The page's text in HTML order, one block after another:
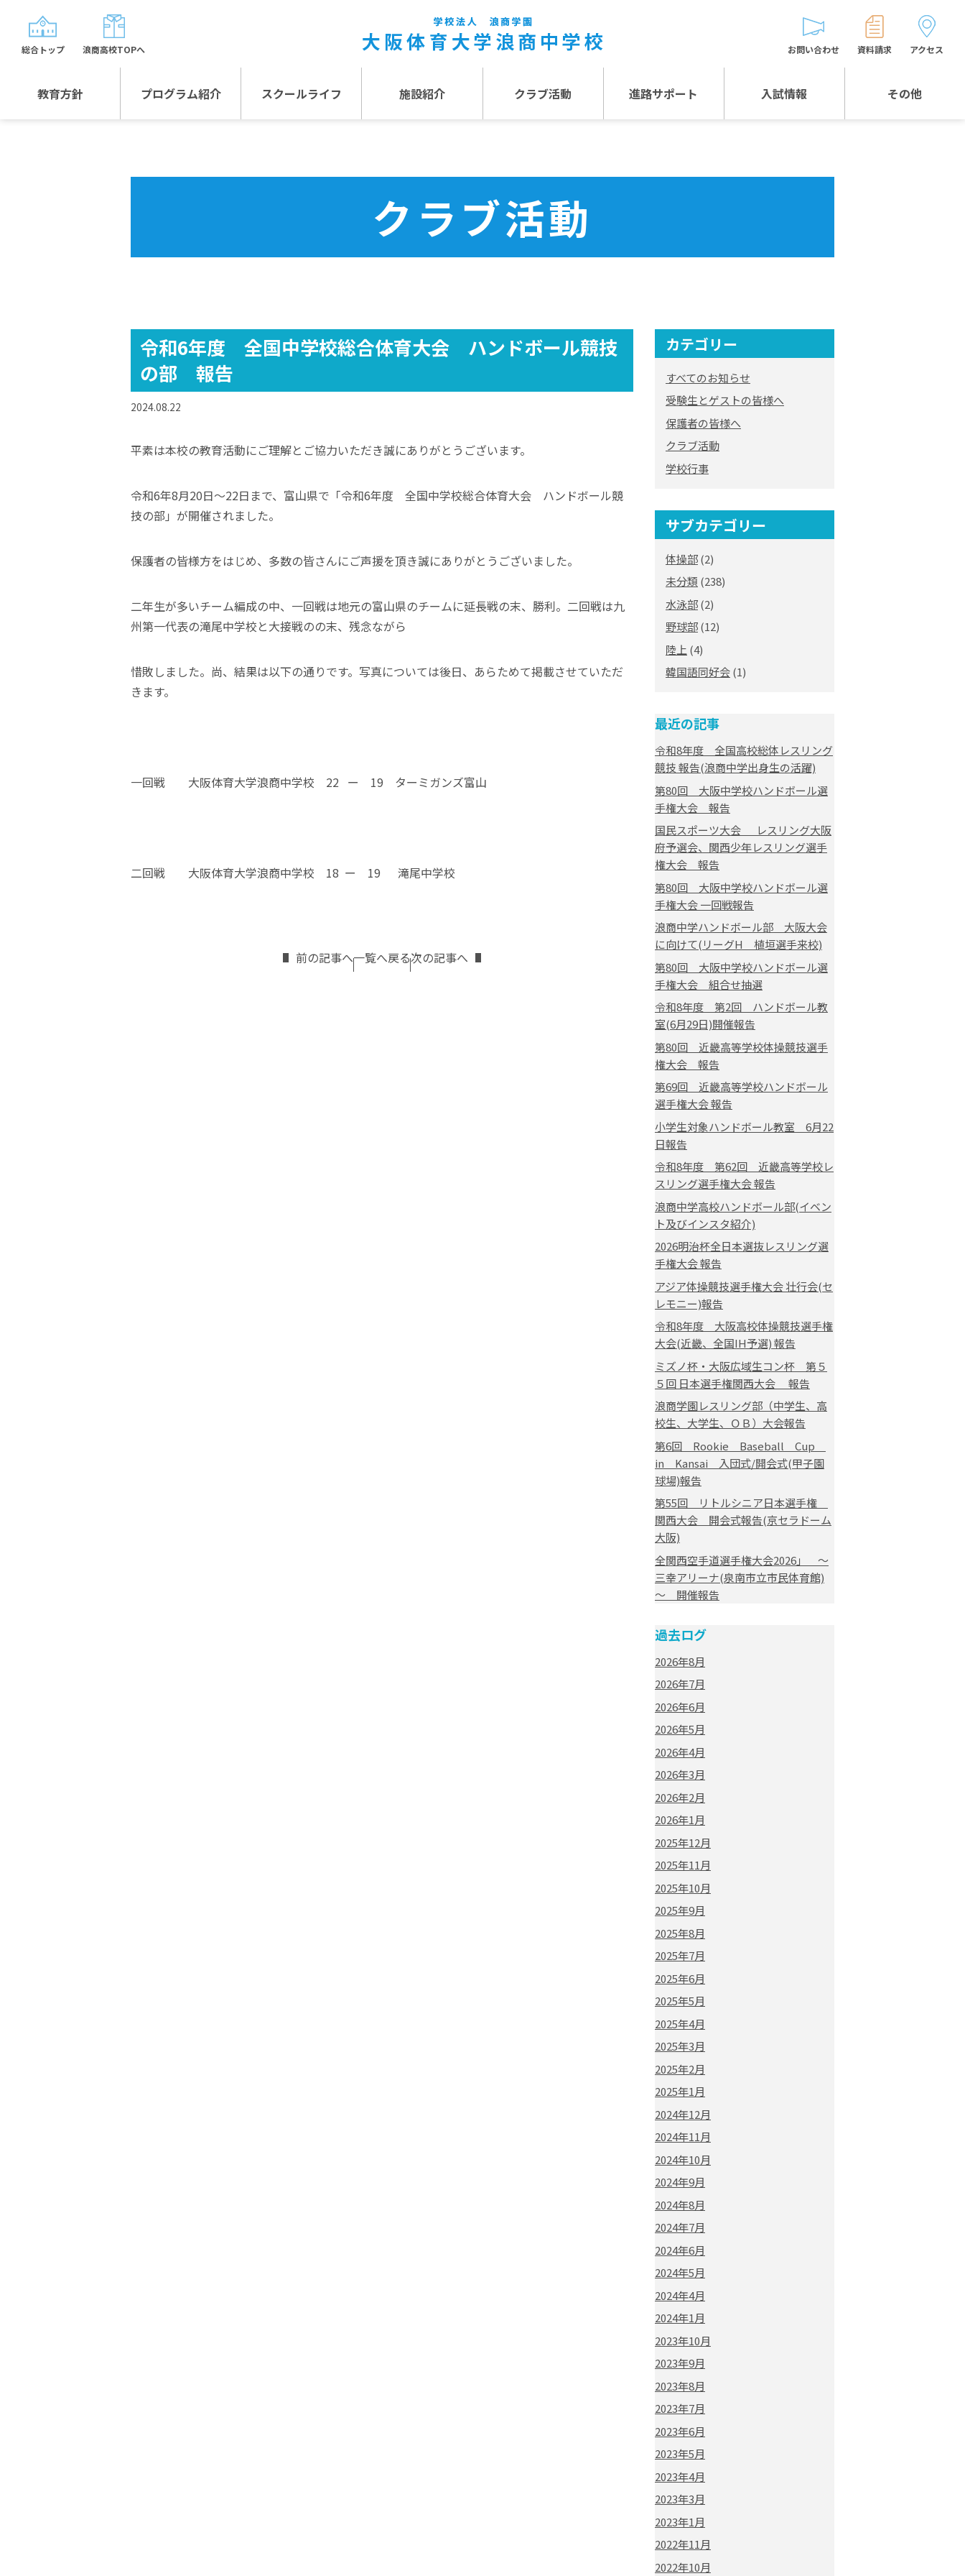
教育方針 プログラム紹介 スクールライフ 施設紹介 クラブ活動 進路サポート 入試情報 その他
お問い合わせ 資料請求 アクセス
総合トップ 浪商高校TOPへ
クラブ活動
令和6年度 全国中学校総合体育大会 ハンドボール競技
の部 報告
2024.08.22
平素は本校の教育活動にご理解とご協力いただき誠にありがとうございます。
令和6年8月20日～22日まで、富山県で「令和6年度 全国中学校総合体育大会 ハンドボール競
技の部」が開催されました。
保護者の皆様方をはじめ、多数の皆さんにご声援を頂き誠にありがとうございました。
二年生が多いチーム編成の中、一回戦は地元の富山県のチームに延長戦の末、勝利。二回戦は九
州第一代表の滝尾中学校と大接戦のの末、残念ながら
惜敗しました。尚、結果は以下の通りです。写真については後日、あらためて掲載させていただ
きます。
一回戦 大阪体育大学浪商中学校 22 ー 19 ターミガンズ富山
二回戦 大阪体育大学浪商中学校 18 ー 19 滝尾中学校
前の記事へ一覧へ戻る次の記事へ
カテゴリー
すべてのお知らせ
受験生とゲストの皆様へ
保護者の皆様へ
クラブ活動
学校行事
サブカテゴリー
体操部(2)
未分類 (238)
水泳部(2)
野球部(12)
陸上 (4)
韓国語同好会(1)
最近の記事
令和8年度 全国高校総体レスリング
競技 報告(浪商中学出身生の活躍)
第80回 大阪中学校ハンドボール選
手権大会 報告
国民スポーツ大会 レスリング大阪
府予選会、関西少年レスリング選手
権大会 報告
第80回 大阪中学校ハンドボール選
手権大会 一回戦報告
浪商中学ハンドボール部 大阪大会
に向けて(リーグH 植垣選手来校)
第80回 大阪中学校ハンドボール選
手権大会 組合せ抽選
令和8年度 第2回 ハンドボール教
室(6月29日)開催報告
第80回 近畿高等学校体操競技選手
権大会 報告
第69回 近畿高等学校ハンドボール
選手権大会 報告
小学生対象ハンドボール教室 6月22
日報告
令和8年度 第62回 近畿高等学校レ
スリング選手権大会 報告
浪商中学高校ハンドボール部(イベン
ト及びインスタ紹介)
2026明治杯全日本選抜レスリング選
手権大会 報告
アジア体操競技選手権大会 壮行会(セ
レモニー)報告
令和8年度 大阪高校体操競技選手権
大会(近畿、全国IH予選) 報告
ミズノ杯・大阪広域生コン杯 第５
５回 日本選手権関西大会 報告
浪商学園レスリング部（中学生、高
校生、大学生、ＯＢ）大会報告
第6回 Rookie Baseball Cup
in Kansai 入団式/開会式(甲子園
球場)報告
第55回 リトルシニア日本選手権
関西大会 開会式報告(京セラドーム
大阪)
全関西空手道選手権大会2026」 ～
三幸アリーナ(泉南市立市民体育館)
～ 開催報告
過去ログ
2026年8月
2026年7月
2026年6月
2026年5月
2026年4月
2026年3月
2026年2月
2026年1月
2025年12月
2025年11月
2025年10月
2025年9月
2025年8月
2025年7月
2025年6月
2025年5月
2025年4月
2025年3月
2025年2月
2025年1月
2024年12月
2024年11月
2024年10月
2024年9月
2024年8月
2024年7月
2024年6月
2024年5月
2024年4月
2024年1月
2023年10月
2023年9月
2023年8月
2023年7月
2023年6月
2023年5月
2023年4月
2023年3月
2023年1月
2022年11月
2022年10月